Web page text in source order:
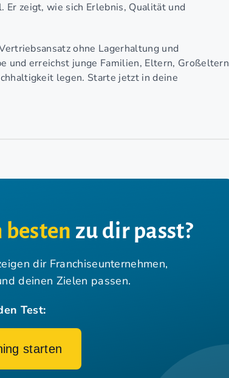
Er zeigt, wie sich Erlebnis, Qualität und
ohne Lagerhaltung und
und erreichst junge Familien, Eltern, Großeltern
legen. Starte jetzt in deine
besten zu dir passt?
dir Franchiseunternehmen,
deinen Zielen passen.
Test:
starten